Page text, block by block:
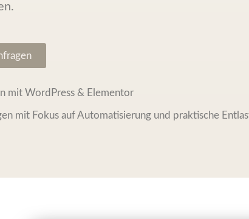
mit WordPress & Elementor
mit Fokus auf Automatisierung und praktische